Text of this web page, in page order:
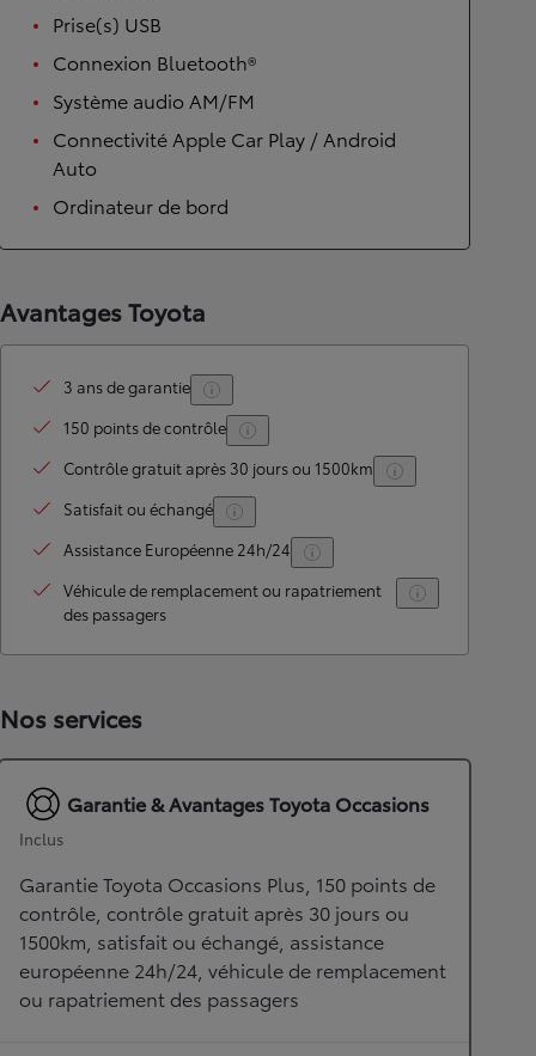
Prise(s) USB
Connexion Bluetooth®
Système audio AM/FM
Connectivité Apple Car Play / Android
Auto
Ordinateur de bord
Avantages Toyota
3 ans de garantie
150 points de contrôle
Contrôle gratuit après 30 jours ou 1500km
Satisfait ou échangé
Assistance Européenne 24h/24
Véhicule de remplacement ou rapatriement
des passagers
Nos services
Garantie & Avantages Toyota Occasions
Inclus
Garantie Toyota Occasions Plus, 150 points de
contrôle, contrôle gratuit après 30 jours ou
1500km, satisfait ou échangé, assistance
européenne 24h/24, véhicule de remplacement
ou rapatriement des passagers